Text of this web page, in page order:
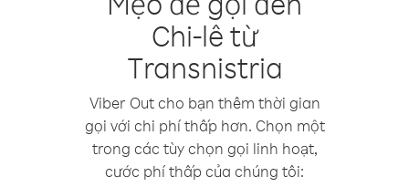
Chi-lê từ
Transnistria
Viber Out cho bạn thêm thời gian
gọi với chi phí thấp hơn. Chọn một
trong các tùy chọn gọi linh hoạt,
cước phí thấp của chúng tôi: